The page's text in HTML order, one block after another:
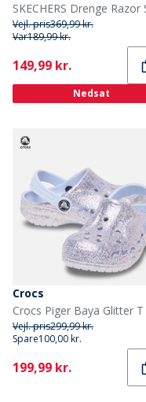
Vejl. pris369,99 kr.
Var189,99 kr.
Current
149,99 kr.
Nedsat
Crocs
Vejl. pris299,99 kr.
Spare100,00 kr.
Current
199,99 kr.